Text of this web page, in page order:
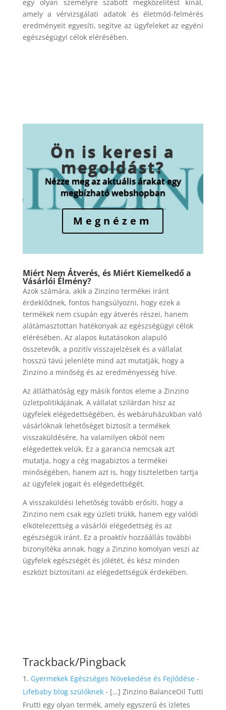
egy olyan személyre szabott megközelítést kínál,
amely a vérvizsgálati adatok és életmód-felmérés
eredményeit egyesíti, segítve az ügyfeleket az egyéni
egészségügyi célok elérésében.
Ön is keresi a
megoldást?
Nézze meg az aktuális árakat egy
megbízható webshopban
Megnézem
Miért Nem Átverés, és Miért Kiemelkedő a
Vásárlói Élmény?
Azok számára, akik a Zinzino termékei iránt
érdeklődnek, fontos hangsúlyozni, hogy ezek a
termékek nem csupán egy átverés részei, hanem
alátámasztottan hatékonyak az egészségügyi célok
elérésében. Az alapos kutatásokon alapuló
összetevők, a pozitív visszajelzések és a vállalat
hosszú távú jelenléte mind azt mutatják, hogy a
Zinzino a minőség és az eredményesség híve.
Az átláthatóság egy másik fontos eleme a Zinzino
üzletpolitikájának. A vállalat szilárdan hisz az
ügyfelek elégedettségében, és webáruházukban való
vásárlóknak lehetőséget biztosít a termékek
visszaküldésére, ha valamilyen okból nem
elégedettek velük. Ez a garancia nemcsak azt
mutatja, hogy a cég magabiztos a termékei
minőségében, hanem azt is, hogy tiszteletben tartja
az ügyfelek jogait és elégedettségét.
A visszaküldési lehetőség tovább erősíti, hogy a
Zinzino nem csak egy üzleti trükk, hanem egy valódi
elkötelezettség a vásárlói elégedettség és az
egészségük iránt. Ez a proaktív hozzáállás további
bizonyítéka annak, hogy a Zinzino komolyan veszi az
ügyfelek egészségét és jólétét, és kész minden
eszközt biztosítani az elégedettségük érdekében.
Trackback/Pingback
Gyermekek Egészséges Növekedése és Fejlődése -
Lifebaby blog szülőknek- […] Zinzino BalanceOil Tutti
Frutti egy olyan termék, amely egyszerű és ízletes